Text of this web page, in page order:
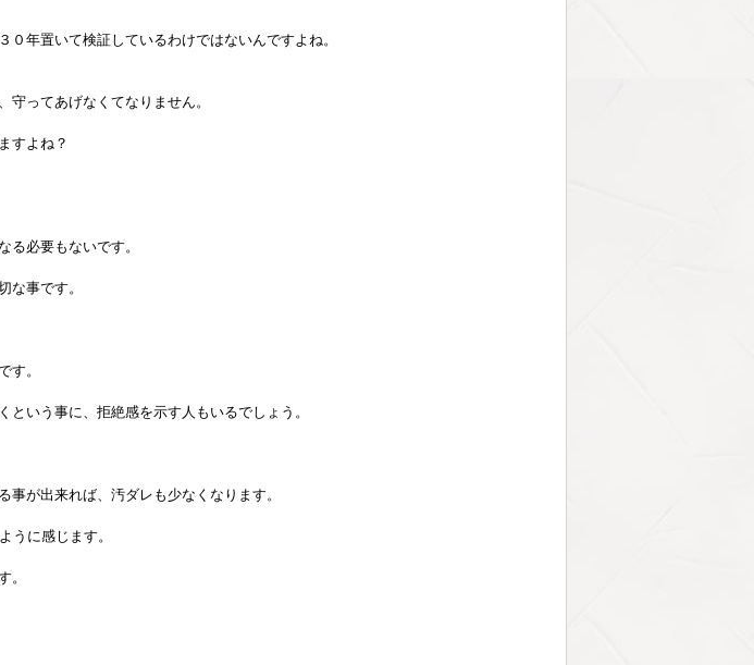
年置いて検証しているわけではないんですよね。
ってあげなくてなりません。
すよね？
る必要もないです。
な事です。
す。
いう事に、拒絶感を示す人もいるでしょう。
が出来れば、汚ダレも少なくなります。
うに感じます。
。